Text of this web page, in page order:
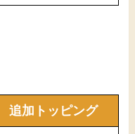
追加トッピング